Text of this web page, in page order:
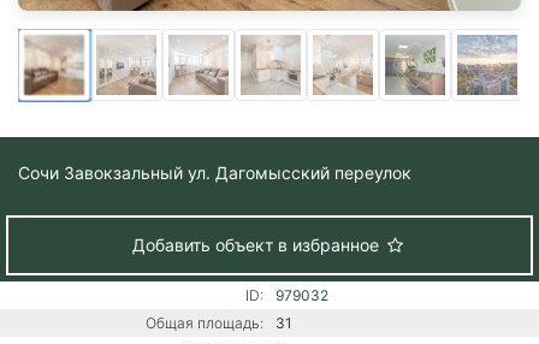
Сочи Завокзальный ул. Дагомысский переулок
Добавить объект в избранное
ID:
979032
Общая площадь:
31